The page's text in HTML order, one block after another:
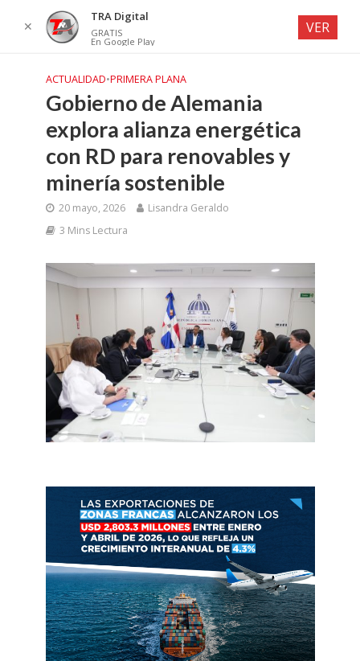
ACTUALIDAD•PRIMERA PLANA
Gobierno de Alemania
explora alianza energética
con RD para renovables y
minería sostenible
20 mayo, 2026
Lisandra Geraldo
3 Mins Lectura
✕
TRA Digital
GRATIS
En Google Play
VER